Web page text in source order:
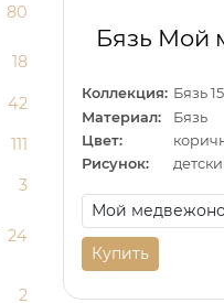
80
18
42
111
3
24
2
Бязь Мой
Коллекция: Бязь
Материал:
Бязь
Цвет:
Рисунок:
Купить